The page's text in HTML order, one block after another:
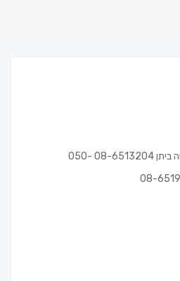
במקווה 052-4669318 חדוה ביתן 08-6513204 050-